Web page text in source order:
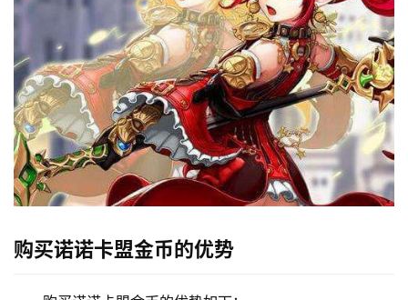
购买诺诺卡盟金币的优势